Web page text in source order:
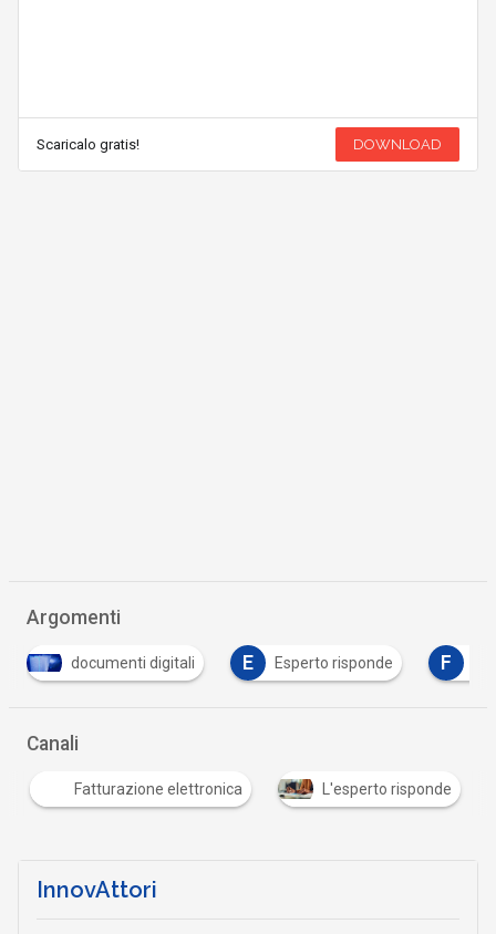
Scaricalo gratis! DOWNLOAD
Argomenti
digitali E Esperto risponde F fattura
Canali
Fatturazione elettronica L'esperto risponde
InnovAttori